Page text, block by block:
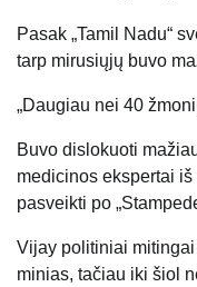
Pasak „Tamil Nadu“
tarp mirusiųjų buvo
„Daugiau nei 40
Buvo dislokuoti
medicinos ekspertai
pasveikti po
Vijay politiniai
minias, tačiau iki šiol